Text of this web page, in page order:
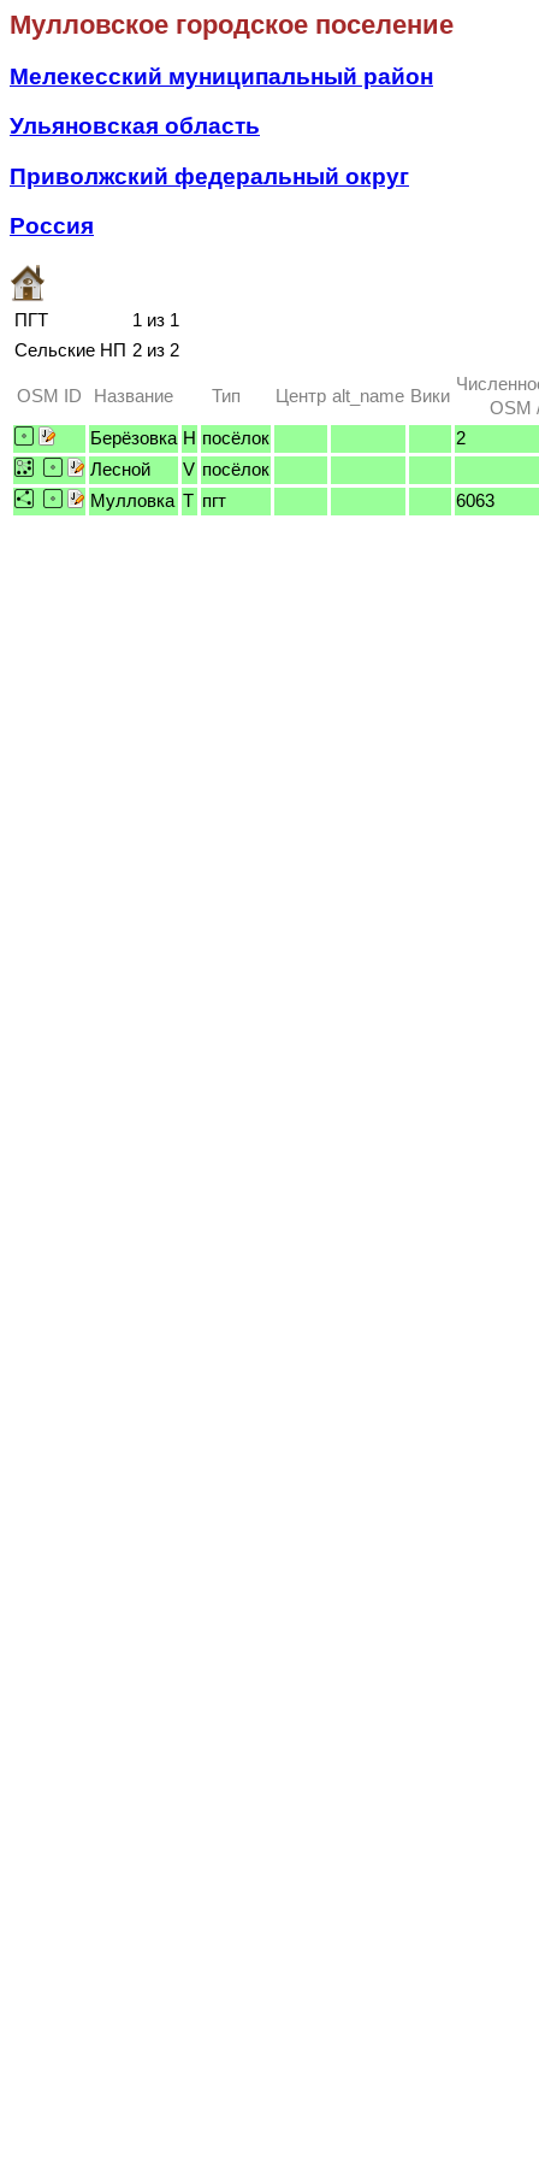
Мулловское городское поселение
Мелекесский муниципальный район
Ульяновская область
Приволжский федеральный округ
Россия
ПГТ
1 из 1
Сельские НП 2 из 2
OSM ID Название Тип Центр alt_name Вики
OSM
Берёзовка H посёлок
2
Лесной
V посёлок
Мулловка T пгт 6063